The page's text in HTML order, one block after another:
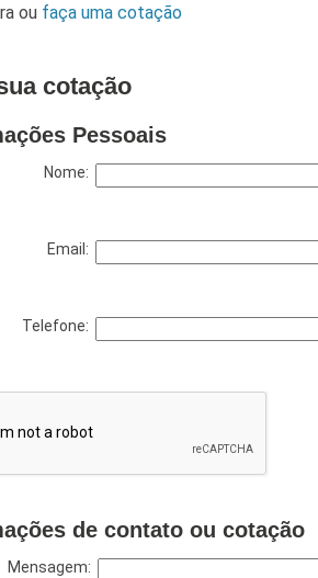
ou faça uma cotação
cotação
Pessoais
Nome:
Email:
Telefone:
de contato ou cotação
Mensagem: